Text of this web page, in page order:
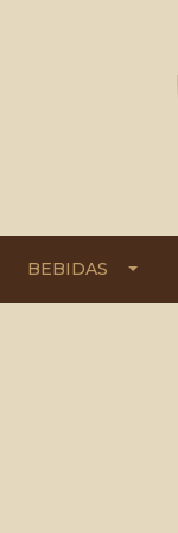
BEBIDAS